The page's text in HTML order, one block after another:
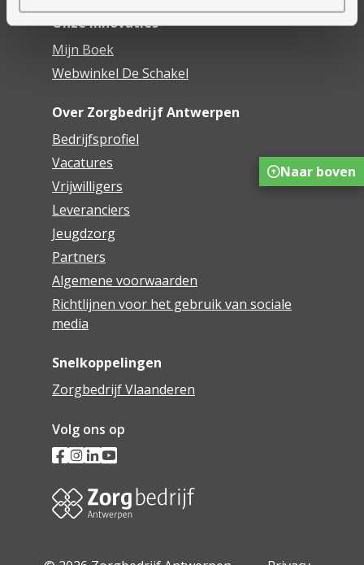
Onze innovaties
Mijn Boek
Webwinkel De Schakel
Over Zorgbedrijf Antwerpen
Bedrijfsprofiel
Vacatures
Vrijwilligers
Leveranciers
Jeugdzorg
Partners
Algemene voorwaarden
Richtlijnen voor het gebruik van sociale
media
Snelkoppelingen
Zorgbedrijf Vlaanderen
Volg ons op
Naar boven